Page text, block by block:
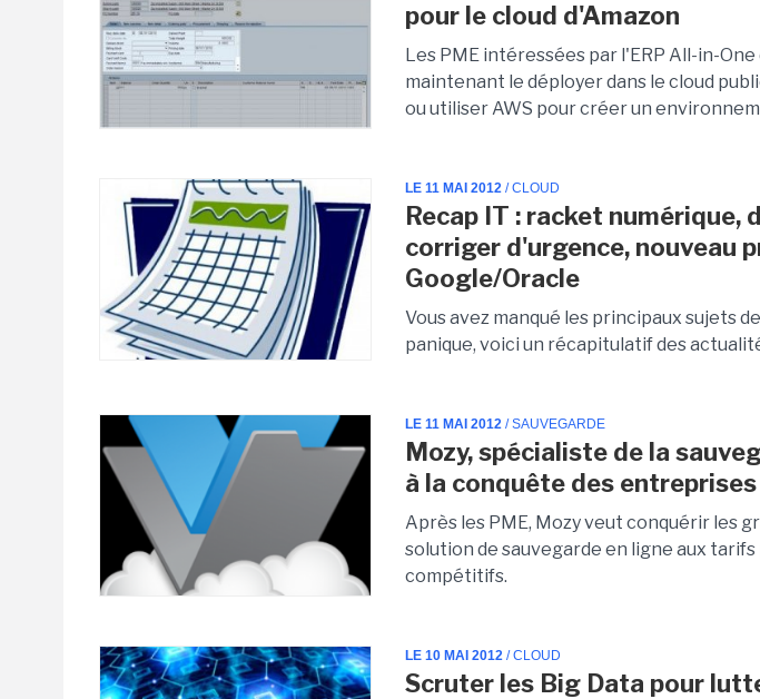
pour le cloud d'Amazon
Les PME intéressées par l'ERP All-in-
maintenant le déployer dans le cloud
ou utiliser AWS pour créer un
LE 11 MAI 2012 / CLOUD
Recap IT : racket numérique,
corriger d'urgence, nouveau
Google/Oracle
Vous avez manqué les principaux sujets
panique, voici un récapitulatif des
LE 11 MAI 2012 / SAUVEGARDE
Mozy, spécialiste de la
à la conquête des
Après les PME, Mozy veut conquérir les
solution de sauvegarde en ligne aux
compétitifs.
LE 10 MAI 2012 / CLOUD
Scruter les Big Data pour